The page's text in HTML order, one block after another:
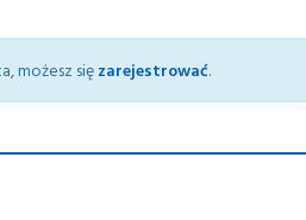
możesz sięzarejestrować.